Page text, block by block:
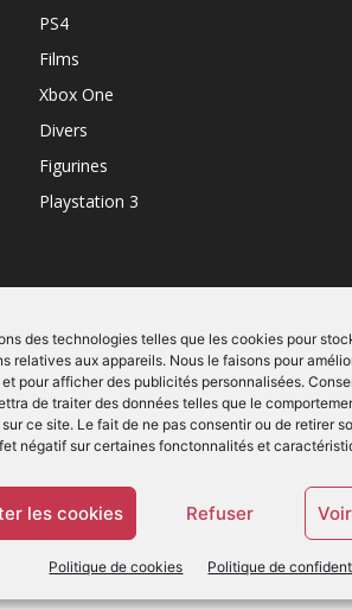
des technologies telles que les cookies pour
relatives aux appareils. Nous le faisons pour
pour afficher des publicités personnalisées.
de traiter des données telles que le
sur ce site. Le fait de ne pas consentir ou de retirer
négatif sur certaines fonctonnalités et
les cookies Refuser
Politique de cookies Politique de
PS4
Films
Xbox One
Divers
Figurines
Playstation 3
SUIVEZ NOUS